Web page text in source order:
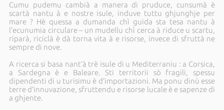
Cumu pudemu cambià a manera di pruduce, cunsumà è
scartà nantu à e nostre isule, induve tuttu ghjunghje per
mare ? Hè quessa a dumanda chì guida sta tesa nantu à
l’ecunumia circulare – un mudellu chì cerca à riduce u scartu,
riparà, riciclà è dà torna vita à e risorse, invece di sfruttà ne
sempre di nove.
A ricerca si basa nant’à trè isule di u Mediterraniu : a Corsica,
a Sardegna è e Baleare. Sti territorii sò fragili, spessu
dipendenti di u turisimu è d’importazioni. Ma ponu dinù esse
terre d’innuvazione, sfruttendu e risorse lucale è e sapenze di
a ghjente.